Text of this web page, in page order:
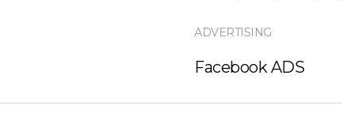
ADVERTISING
Facebook ADS